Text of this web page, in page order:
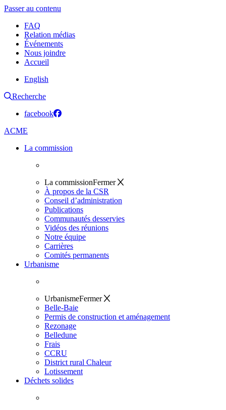
Passer au contenu
FAQ
Relation médias
Événements
Nous joindre
Accueil
English
Recherche
facebook
ACME
La commission
La commissionFermer
À propos de la CSR
Conseil d’administration
Publications
Communautés desservies
Vidéos des réunions
Notre équipe
Carrières
Comités permanents
Urbanisme
UrbanismeFermer
Belle-Baie
Permis de construction et aménagement
Rezonage
Belledune
Frais
CCRU
District rural Chaleur
Lotissement
Déchets solides